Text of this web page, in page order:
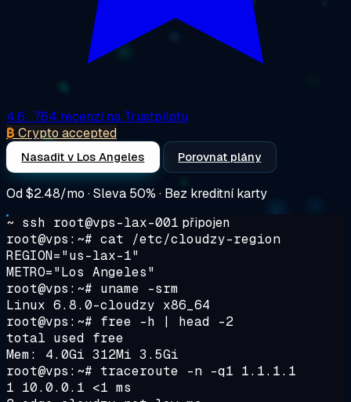
4.6 · 764 recenzí na Trustpilotu
₿ Crypto accepted
Nasadit v Los Angeles Porovnat plány
Od$2.48/mo · Sleva 50% · Bez kreditní karty
~ ssh root@vps-lax-001 připojen
root@vps:~# cat /etc/cloudzy-region
REGION="us-lax-1"
METRO="Los Angeles"
root@vps:~# uname -srm
Linux 6.8.0-cloudzy x86_64
root@vps:~# free -h | head -2
total used free
Mem: 4.0Gi 312Mi 3.5Gi
root@vps:~# traceroute -n -q1 1.1.1.1
1 10.0.0.1 <1 ms